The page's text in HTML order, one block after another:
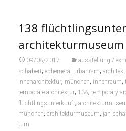
138
architekturmuseum
09/08/2017 ausstellung /
schabert, ephemeral urbanism,
innenarchitektur, münchen, innenraum,
temporäre architektur, 138, temporary
flüchtlingsunterkunft,
münchen, architekturmuseum, jan
tum